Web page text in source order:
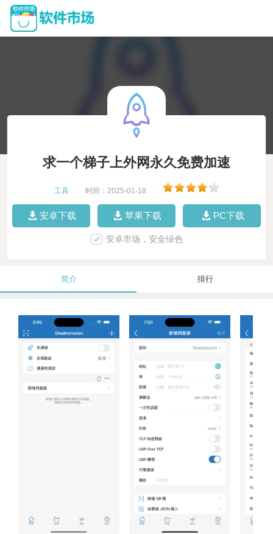
求一个梯子上外网永久免费加速
工具 时间：2025-01-18
安卓下载 苹果下载 PC下载
安卓市场，安全绿色
简介 排行